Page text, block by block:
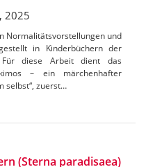
2025
Normalitätsvorstellungen und
in Kinderbüchern der
Für diese Arbeit dient das
– ein märchenhafter
selbst“, zuerst…
(Sterna paradisaea)